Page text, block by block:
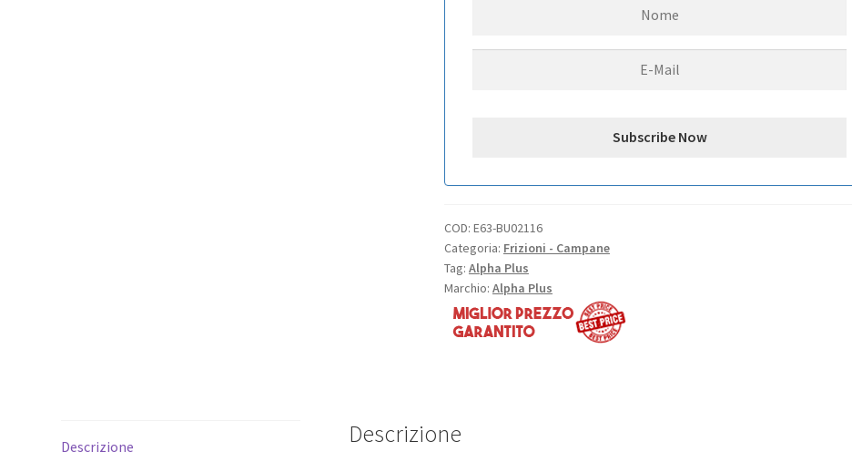
COD: E63-BU02116
Categoria: Frizioni - Campane
Tag: Alpha Plus
Marchio: Alpha Plus
Descrizione Descrizione